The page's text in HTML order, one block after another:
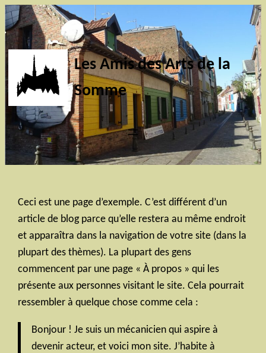
Aller
au
contenu
Les Amis des Arts de la
Somme
Ceci est une page d’exemple. C’est différent d’un
article de blog parce qu’elle restera au même endroit
et apparaîtra dans la navigation de votre site (dans la
plupart des thèmes). La plupart des gens
commencent par une page « À propos » qui les
présente aux personnes visitant le site. Cela pourrait
ressembler à quelque chose comme cela :
Bonjour ! Je suis un mécanicien qui aspire à
devenir acteur, et voici mon site. J’habite à